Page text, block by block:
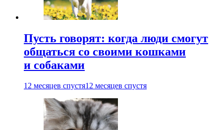
Пусть говорят: когда люди смогут
общаться со своими кошками
и собаками
12 месяцев спустя12 месяцев спустя